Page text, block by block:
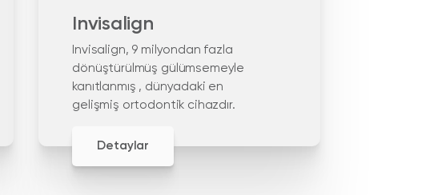
Invisalign
Invisalign, 9 milyondan fazla
dönüştürülmüş gülümsemeyle
kanıtlanmış , dünyadaki en
gelişmiş ortodontik cihazdır.
Detaylar